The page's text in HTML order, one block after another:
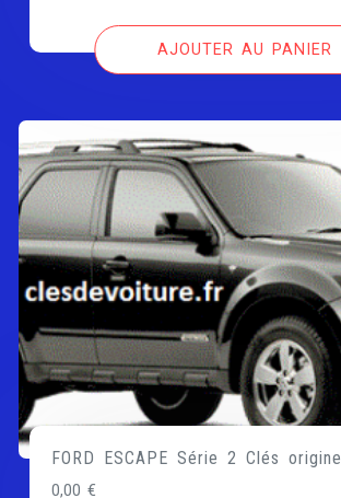
AJOUTER AU PANIER
FORD ESCAPE Série 2 Clés origine
0,00€